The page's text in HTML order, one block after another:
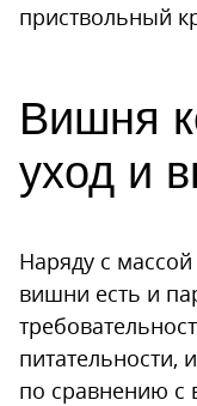
приствольный
Вишня
уход и
Наряду с
вишни есть и
питательности,
по сравнению